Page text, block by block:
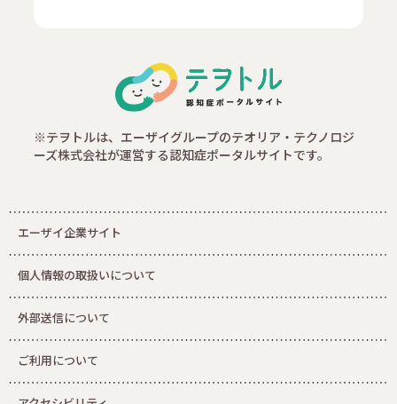
※テヲトルは、エーザイグループのテオリア・テクノロジ
ーズ株式会社が運営する認知症ポータルサイトです。
エーザイ企業サイト
個人情報の取扱いについて
外部送信について
ご利用について